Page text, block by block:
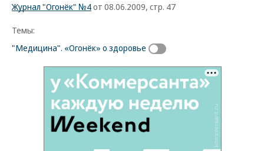
Журнал "Огонёк" №4от 08.06.2009, стр. 47
Темы:
"Медицина". «Огонёк» о здоровье